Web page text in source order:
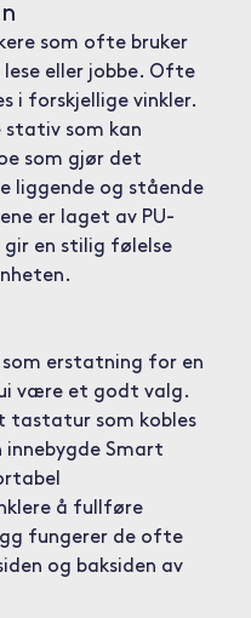
som ofte bruker
lese eller jobbe. Ofte
i forskjellige vinkler.
stativ som kan
som gjør det
liggende og stående
er laget av PU-
gir en stilig følelse
som erstatning for en
være et godt valg.
tastatur som kobles
Smart
å fullføre
fungerer de ofte
og baksiden av